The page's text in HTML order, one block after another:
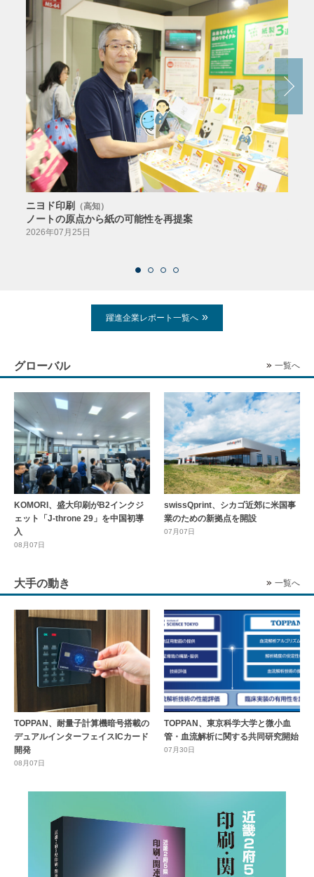
ニヨド印刷 （高知）
ノートの原点から紙の可能性を再提案
2026年07月25日
躍進企業レポート一覧へ
グローバル 一覧へ
KOMORI、盛大印刷がB2インクジ
ェット「J-throne 29」を中国初導
入
08月07日
swissQprint、シカゴ近郊に⽶国事
業のための新拠点を開設
07月07日
大手の動き 一覧へ
TOPPAN、耐量子計算機暗号搭載の
デュアルインターフェイスICカード
開発
08月07日
TOPPAN、東京科学大学と微小血
管・血流解析に関する共同研究開始
07月30日